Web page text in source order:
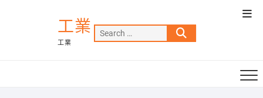
工業
工業
Search
…